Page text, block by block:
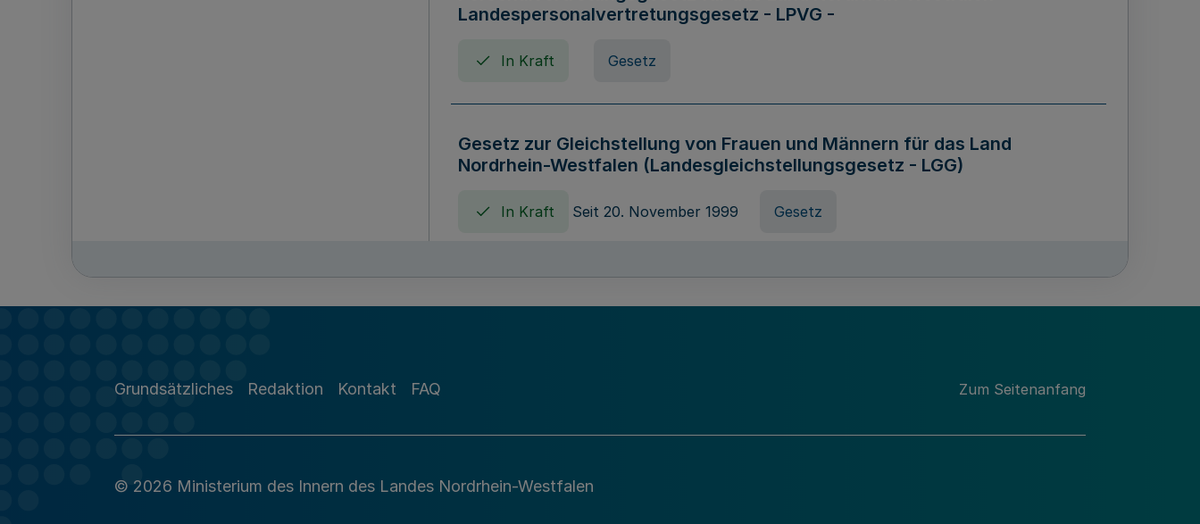
Landespersonalvertretungsgesetz - LPVG -
In Kraft Gesetz
Gesetz zur Gleichstellung von Frauen und Männern für das Land
Nordrhein-Westfalen (Landesgleichstellungsgesetz - LGG)
In Kraft Seit 20. November 1999 Gesetz
Grundsätzliches Redaktion Kontakt FAQ Zum Seitenanfang
© 2026 Ministerium des Innern des Landes Nordrhein-Westfalen